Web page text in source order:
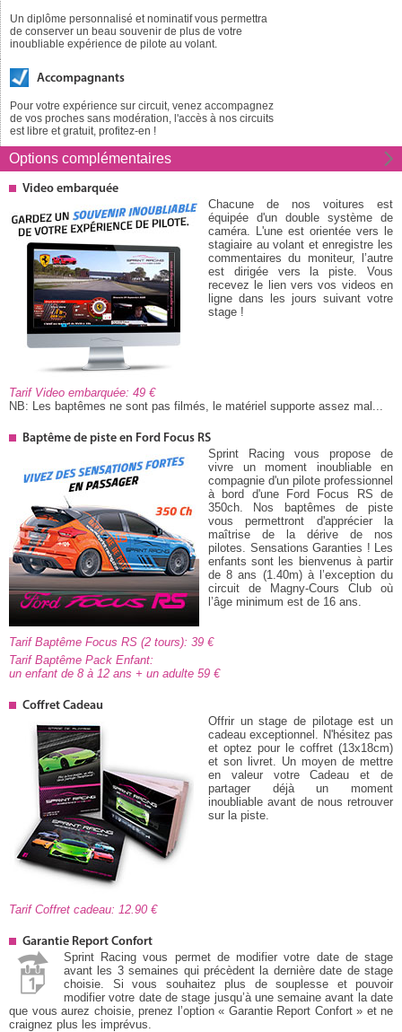
Un diplôme personnalisé et nominatif vous permettra
de conserver un beau souvenir de plus de votre
inoubliable expérience de pilote au volant.
Accompagnants
Pour votre expérience sur circuit, venez accompagnez
de vos proches sans modération, l'accès à nos circuits
est libre et gratuit, profitez-en !
Options complémentaires
Video embarquée
Chacune de nos voitures est
équipée d'un double système de
caméra. L'une est orientée vers le
stagiaire au volant et enregistre les
commentaires du moniteur, l’autre
est dirigée vers la piste. Vous
recevez le lien vers vos videos en
ligne dans les jours suivant votre
stage !
Tarif Video embarquée: 49
NB: Les baptêmes ne sont pas filmés, le matériel supporte assez mal...
Baptême de piste en Ford Focus RS
Sprint Racing vous propose de
vivre un moment inoubliable en
compagnie d'un pilote professionnel
à bord d'une Ford Focus RS de
350ch. Nos baptêmes de piste
vous permettront d'apprécier la
maîtrise de la dérive de nos
pilotes. Sensations Garanties ! Les
enfants sont les bienvenus à partir
de 8 ans (1.40m) à l’exception du
circuit de Magny-Cours Club où
l’âge minimum est de 16 ans.
Tarif Baptême Focus RS (2 tours): 39
Tarif Baptême Pack Enfant:
un enfant de 8 à 12 ans + un adulte 59
Coffret Cadeau
Offrir un stage de pilotage est un
cadeau exceptionnel. N'hésitez pas
et optez pour le coffret (13x18cm)
et son livret. Un moyen de mettre
en valeur votre Cadeau et de
partager déjà un moment
inoubliable avant de nous retrouver
sur la piste.
Tarif Coffret cadeau: 12.90
Garantie Report Confort
Sprint Racing vous permet de modifier votre date de stage
avant les 3 semaines qui précèdent la dernière date de stage
choisie. Si vous souhaitez plus de souplesse et pouvoir
modifier votre date de stage jusqu’à une semaine avant la date
que vous aurez choisie, prenez l’option « Garantie Report Confort » et ne
craignez plus les imprévus.